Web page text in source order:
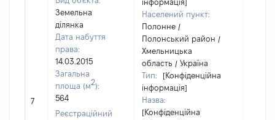
7
Земельна
ділянка
Дата набуття
права:
14.03.2015
Загальна
площа (м2):
564
Реєстраційний
інформація]
Населений пункт:
Полонне /
Полонський район /
Хмельницька
область / Україна
Тип:
[Конфіденційна
інформація]
Назва:
[Конфіденційна